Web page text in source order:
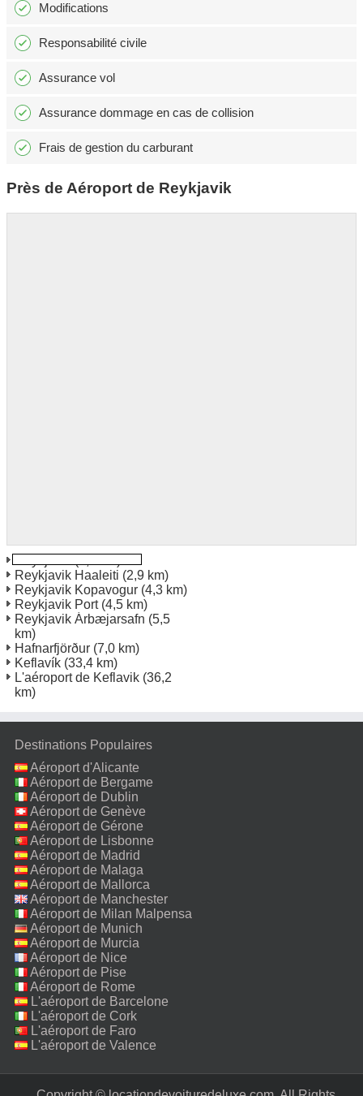
Modifications
Responsabilité civile
Assurance vol
Assurance dommage en cas de collision
Frais de gestion du carburant
Près de Aéroport de Reykjavik
Reykjavik Haaleiti (2,9 km)
Reykjavik Kopavogur (4,3 km)
Reykjavik Port(4,5 km)
Reykjavik Árbæjarsafn (5,5
km)
Hafnarfjörður (7,0 km)
Keflavík (33,4 km)
L'aéroport de Keflavik (36,2
km)
Destinations Populaires
Aéroport d'Alicante
Aéroport de Bergame
Aéroport de Dublin
Aéroport de Genève
Aéroport de Gérone
Aéroport de Lisbonne
Aéroport de Madrid
Aéroport de Malaga
Aéroport de Mallorca
Aéroport de Manchester
Aéroport de Milan Malpensa
Aéroport de Munich
Aéroport de Murcia
Aéroport de Nice
Aéroport de Pise
Aéroport de Rome
Fiumicino
L'aéroport de Barcelone
L'aéroport de Cork
L'aéroport de Faro
L'aéroport de Valence